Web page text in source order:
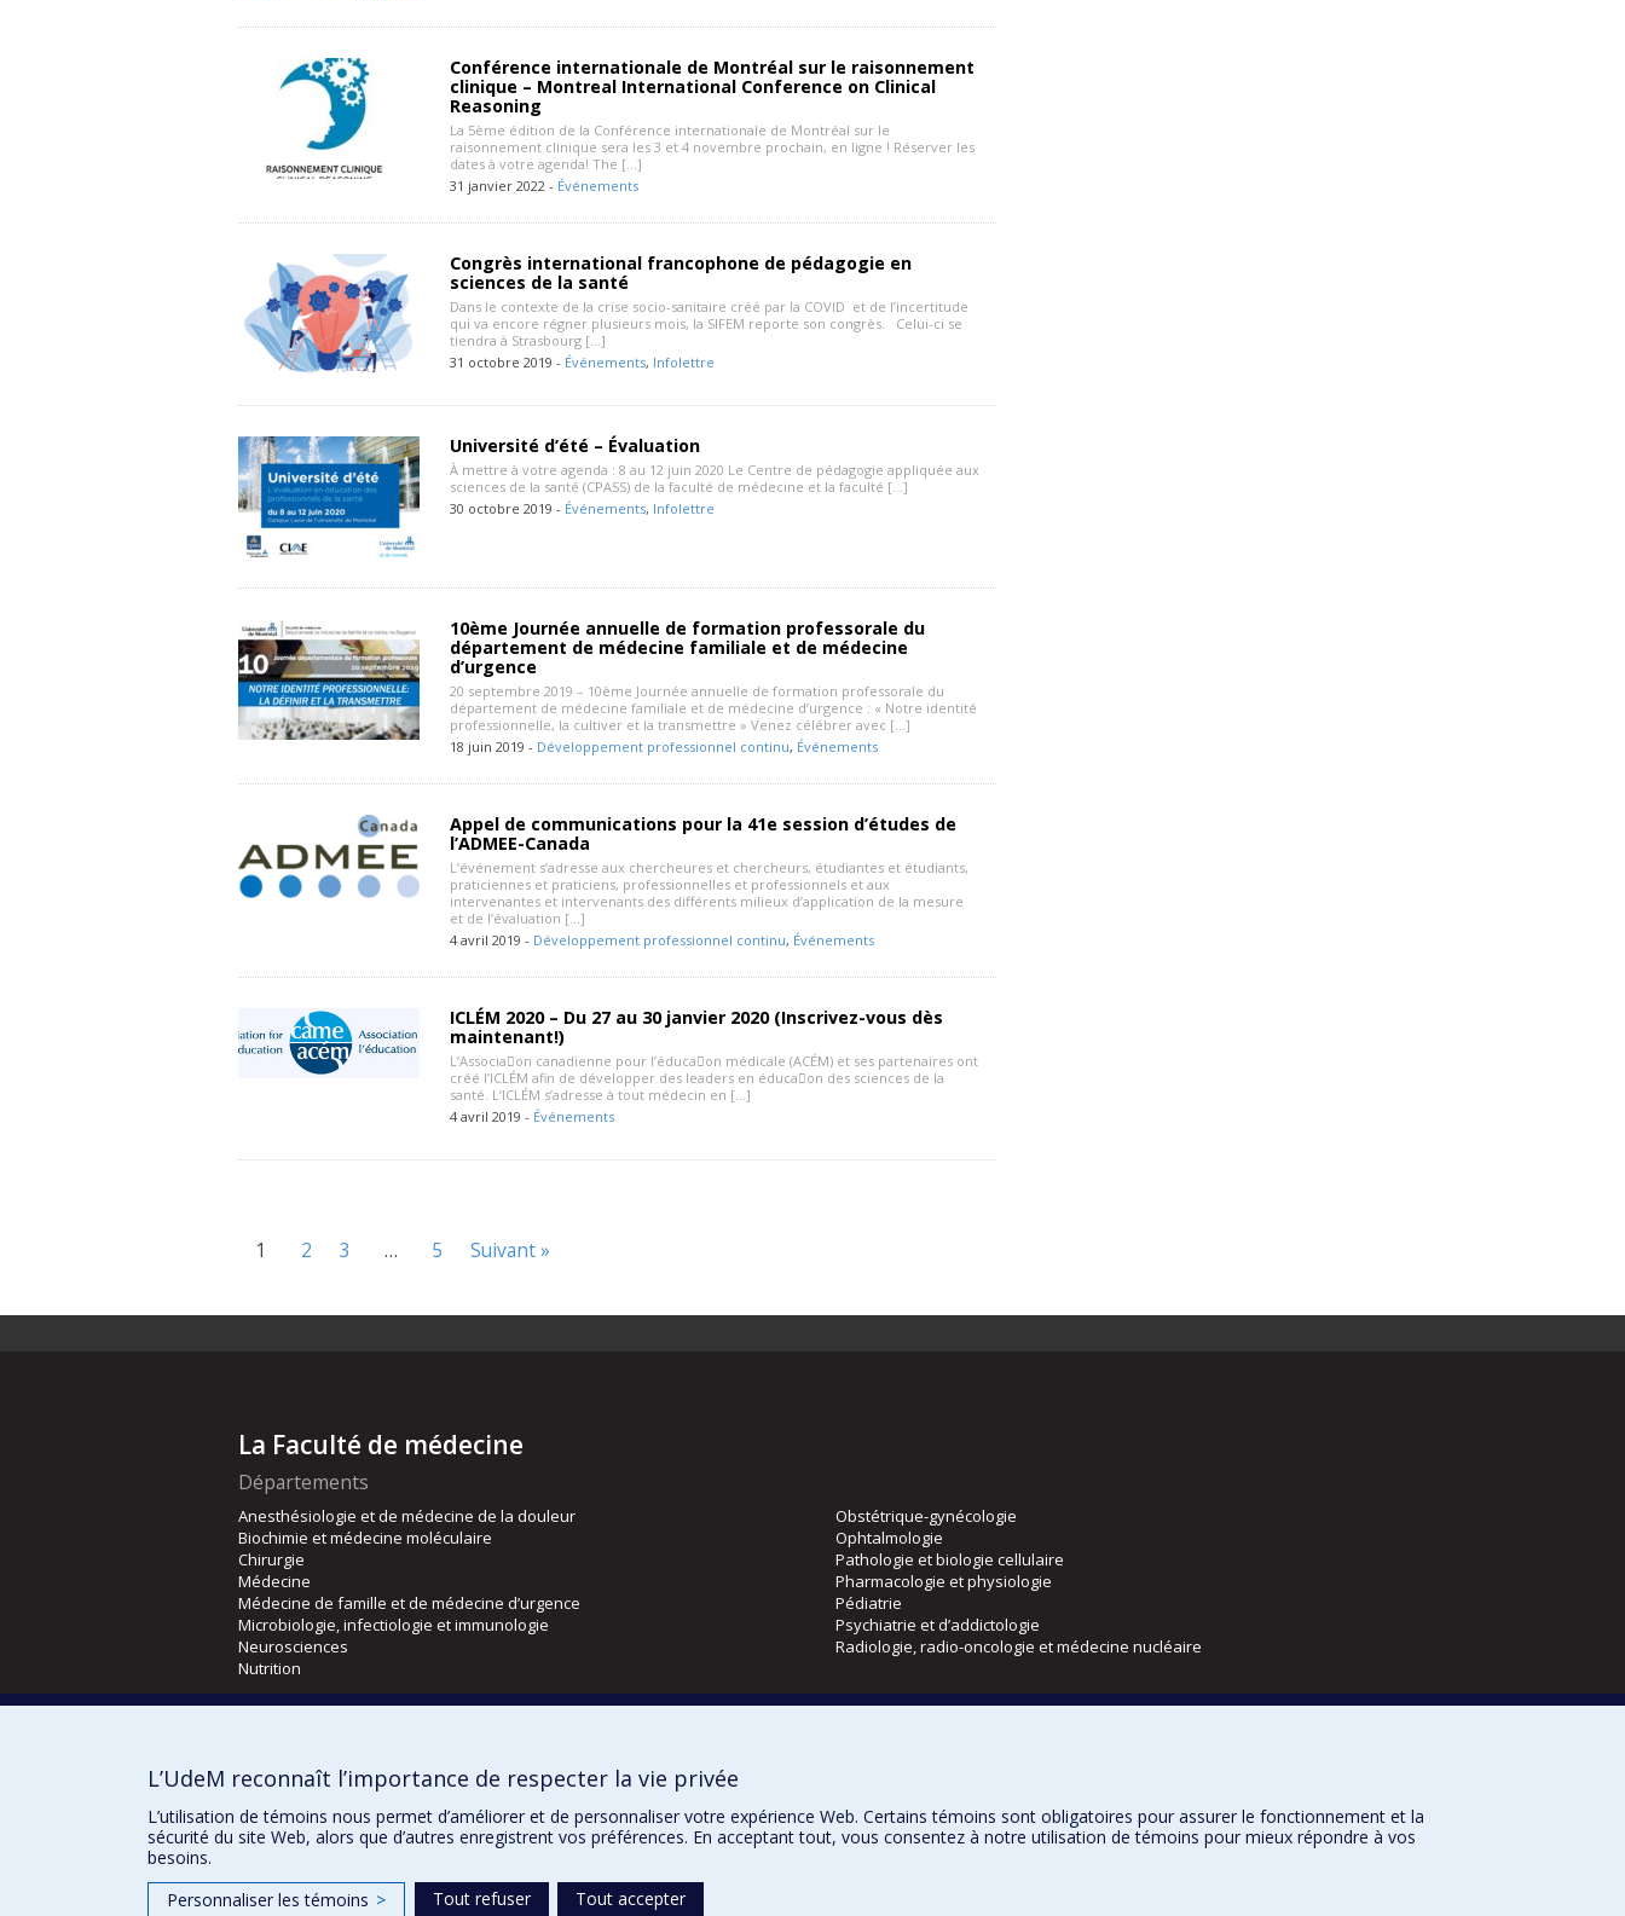
Conférence internationale de Montréal sur le raisonnement
clinique – Montreal International Conference on Clinical
Reasoning
La 5ème édition de la Conférence internationale de Montréal sur le
raisonnement clinique sera les 3 et 4 novembre prochain, en ligne ! Réserver les
dates à votre agenda! The […]
31 janvier 2022 - Événements
Congrès international francophone de pédagogie en
sciences de la santé
Dans le contexte de la crise socio-sanitaire créé par la COVID et de l’incertitude
qui va encore régner plusieurs mois, la SIFEM reporte son congrès. Celui-ci se
tiendra à Strasbourg […]
31 octobre 2019 - Événements, Infolettre
Université d’été – Évaluation
À mettre à votre agenda : 8 au 12 juin 2020 Le Centre de pédagogie appliquée aux
sciences de la santé (CPASS) de la faculté de médecine et la faculté […]
30 octobre 2019 - Événements, Infolettre
10ème Journée annuelle de formation professorale du
département de médecine familiale et de médecine
d’urgence
20 septembre 2019 – 10ème Journée annuelle de formation professorale du
département de médecine familiale et de médecine d’urgence : « Notre identité
professionnelle, la cultiver et la transmettre » Venez célébrer avec […]
18 juin 2019 - Développement professionnel continu, Événements
Appel de communications pour la 41e session d’études de
l’ADMEE-Canada
L’événement s’adresse aux chercheures et chercheurs, étudiantes et étudiants,
praticiennes et praticiens, professionnelles et professionnels et aux
intervenantes et intervenants des différents milieux d’application de la mesure
et de l’évaluation […]
4 avril 2019 - Développement professionnel continu, Événements
ICLÉM 2020 – Du 27 au 30 janvier 2020 (Inscrivez-vous dès
maintenant!)
L’Associa􀆟on canadienne pour l’éduca􀆟on médicale (ACÉM) et ses partenaires ont
créé l’ICLÉM afin de développer des leaders en éduca􀆟on des sciences de la
santé. L’ICLÉM s’adresse à tout médecin en […]
4 avril 2019 - Événements
1 2 3 … 5 Suivant »
La Faculté de médecine
Départements
Anesthésiologie et de médecine de la douleur
Biochimie et médecine moléculaire
Chirurgie
Médecine
Médecine de famille et de médecine d’urgence
Microbiologie, infectiologie et immunologie
Neurosciences
Nutrition
Obstétrique-gynécologie
Ophtalmologie
Pathologie et biologie cellulaire
Pharmacologie et physiologie
Pédiatrie
Psychiatrie et d’addictologie
Radiologie, radio-oncologie et médecine nucléaire
Orthophonie et audiologie
L’UdeM reconnaît l’importance de respecter la vie privée
L’utilisation de témoins nous permet d’améliorer et de personnaliser votre expérience Web. Certains témoins sont obligatoires pour assurer le fonctionnement et la
sécurité du site Web, alors que d’autres enregistrent vos préférences. En acceptant tout, vous consentez à notre utilisation de témoins pour mieux répondre à vos
besoins.
Personnaliser les témoins > Tout refuser Tout accepter